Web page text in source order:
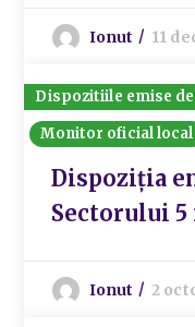
Ionut 11
Dispozitiile emise
Monitor oficial local
Dispoziția
Sectorului 5
Ionut 2